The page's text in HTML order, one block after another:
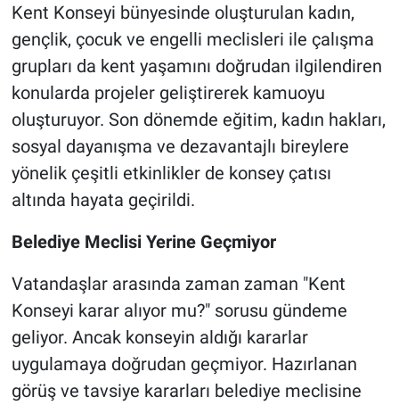
Kent Konseyi bünyesinde oluşturulan kadın,
gençlik, çocuk ve engelli meclisleri ile çalışma
grupları da kent yaşamını doğrudan ilgilendiren
konularda projeler geliştirerek kamuoyu
oluşturuyor. Son dönemde eğitim, kadın hakları,
sosyal dayanışma ve dezavantajlı bireylere
yönelik çeşitli etkinlikler de konsey çatısı
altında hayata geçirildi.
Belediye Meclisi Yerine Geçmiyor
Vatandaşlar arasında zaman zaman "Kent
Konseyi karar alıyor mu?" sorusu gündeme
geliyor. Ancak konseyin aldığı kararlar
uygulamaya doğrudan geçmiyor. Hazırlanan
görüş ve tavsiye kararları belediye meclisine